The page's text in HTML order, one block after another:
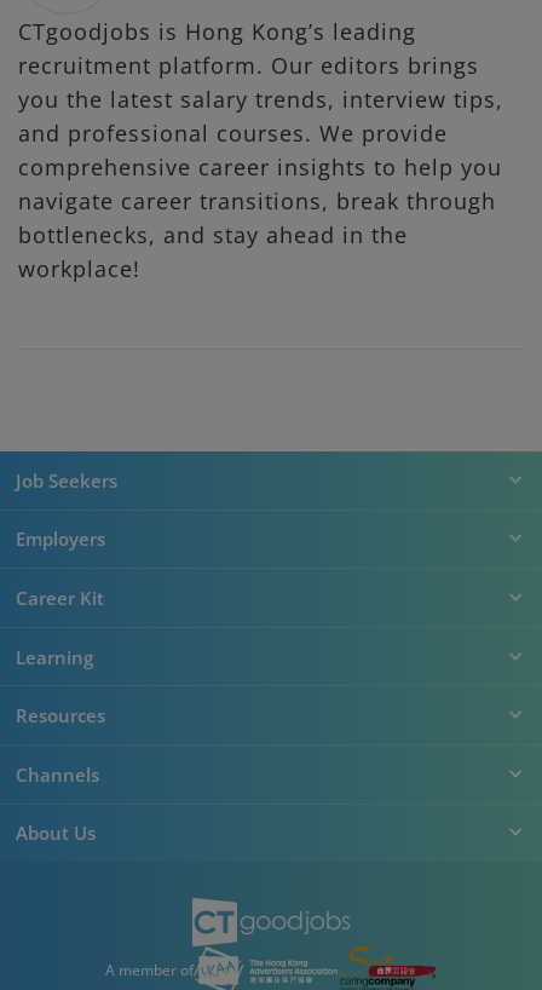
CTgoodjobs is Hong Kong’s leading
recruitment platform. Our editors brings
you the latest salary trends, interview tips,
and professional courses. We provide
comprehensive career insights to help you
navigate career transitions, break through
bottlenecks, and stay ahead in the
workplace!
Job Seekers
Employers
Career Kit
Learning
Resources
Channels
About Us
A member of